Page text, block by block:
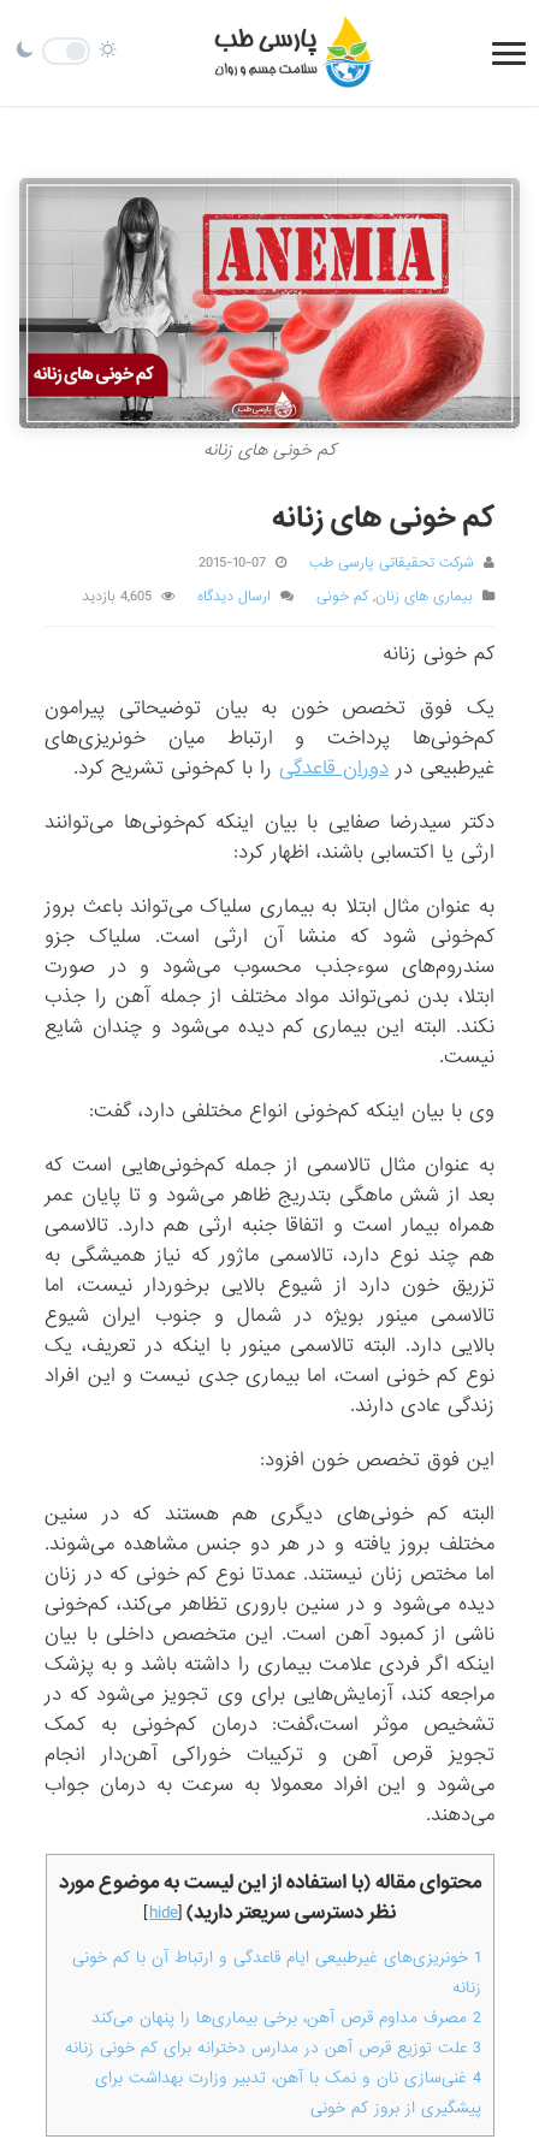
کم خونی های زنانه
کم خونی های زنانه
شرکت تحقیقاتی پارسی طب
2015-10-07
بیماری های زنان,کم خونی ارسال دیدگاه 4,605 بازدید
کم خونی زنانه
یک فوق تخصص خون به بیان توضیحاتی پیرامون
کم‌خونی‌ها پرداخت و ارتباط میان خونریزی‌های
غیرطبیعی دردوران قاعدگی را با کم‌خونی تشریح کرد.
دکتر سیدرضا صفایی با بیان اینکه کم‌خونی‌ها می‌توانند
ارثی یا اکتسابی باشند، اظهار کرد:
به عنوان مثال ابتلا به بیماری سلیاک می‌تواند باعث بروز
کم‌خونی شود که منشا آن ارثی است. سلیاک جزو
سندروم‌های سوءجذب محسوب می‌شود و در صورت
ابتلا، بدن نمی‌تواند مواد مختلف از جمله آهن را جذب
نکند. البته این بیماری کم دیده می‌شود و چندان شایع
نیست.
وی با بیان اینکه کم‌خونی انواع مختلفی دارد، گفت:
به عنوان مثال تالاسمی از جمله کم‌خونی‌هایی است که
بعد از شش ماهگی بتدریج ظاهر می‌شود و تا پایان عمر
همراه بیمار است و اتفاقا جنبه ارثی هم دارد. تالاسمی
هم چند نوع دارد، تالاسمی ماژور که نیاز همیشگی به
تزریق خون دارد از شیوع بالایی برخوردار نیست، اما
تالاسمی مینور بویژه در شمال و جنوب ایران شیوع
بالایی دارد. البته تالاسمی مینور با اینکه در تعریف، یک
نوع کم خونی است، اما بیماری جدی نیست و این افراد
زندگی عادی دارند.
این فوق تخصص خون افزود:
البته کم خونی‌های دیگری هم هستند که در سنین
مختلف بروز یافته و در هر دو جنس مشاهده می‌شوند.
اما مختص زنان نیستند. عمدتا نوع کم خونی که در زنان
دیده می‌شود و در سنین باروری تظاهر می‌کند، کم‌خونی
ناشی از کمبود آهن است. این متخصص داخلی با بیان
اینکه اگر فردی علامت بیماری را داشته باشد و به پزشک
مراجعه کند، آزمایش‌هایی برای وی تجویز می‌شود که در
تشخیص موثر است،گفت: درمان کم‌خونی به کمک
تجویز قرص آهن و ترکیبات خوراکی آهن‌دار انجام
می‌شود و این افراد معمولا به سرعت به درمان جواب
می‌دهند.
محتوای مقاله (با استفاده از این لیست به موضوع مورد
نظر دسترسی سریعتر دارید)[
hide
]
1 خونریزی‌های غیرطبیعی ایام قاعدگی و ارتباط آن با کم خونی
زنانه
2 مصرف مداوم قرص آهن، برخی بیماری‌ها را پنهان می‌کند
3 علت توزیع قرص آهن در مدارس دخترانه برای کم خونی زنانه
4 غنی‌سازی نان و نمک با آهن، تدبیر وزارت بهداشت برای
پیشگیری از بروز کم خونی